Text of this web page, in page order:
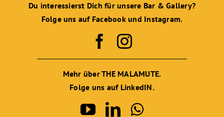
Du interessierst Dich für unsere Bar & Gallery?
Folge uns auf Facebook und Instagram.
Mehr über THE MALAMUTE.
Folge uns auf LinkedIN.